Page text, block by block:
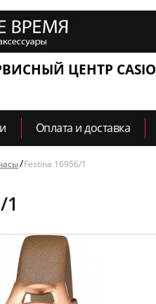
ЦЕНТР CASIO
Оплата и доставка
Festina 16956/1